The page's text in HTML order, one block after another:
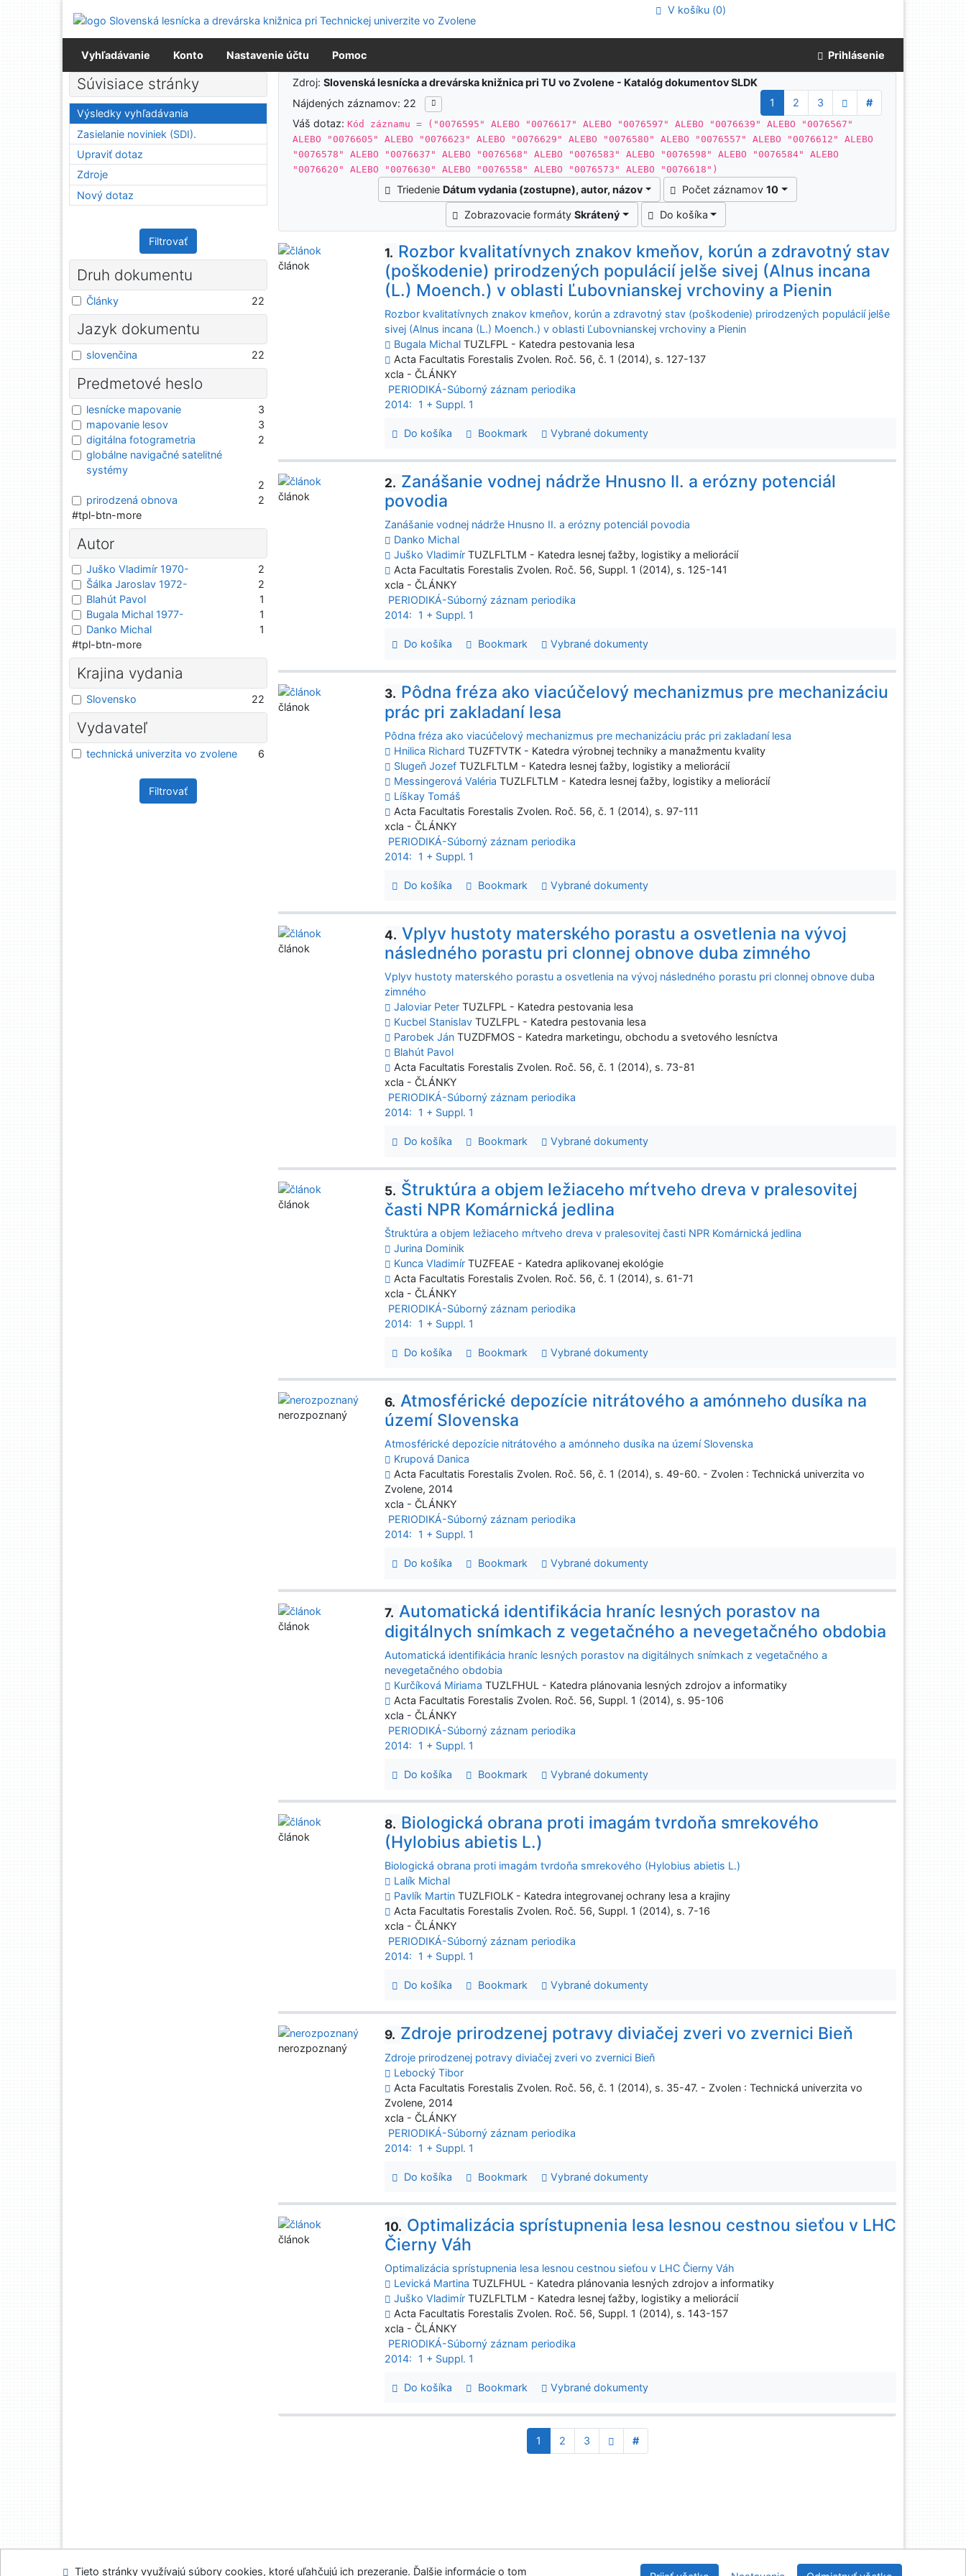
Prejsť na menu
Prehlásenie o webovej prístupnosti
V košíku (0)
Vyhľadávanie Konto Nastavenie účtu Pomoc Prihlásenie
Výsledky vyhľadávania
Zdroj:Slovenská lesnícka a drevárska knižnica pri TU vo Zvolene - Katalóg dokumentov SLDK
Nájdených záznamov: 22
1 2 3
#
Váš dotaz:Kód záznamu = ("0076595" ALEBO "0076617" ALEBO "0076597" ALEBO "0076639" ALEBO "0076567"
ALEBO "0076605" ALEBO "0076623" ALEBO "0076629" ALEBO "0076580" ALEBO "0076557" ALEBO "0076612" ALEBO
"0076578" ALEBO "0076637" ALEBO "0076568" ALEBO "0076583" ALEBO "0076598" ALEBO "0076584" ALEBO
"0076620" ALEBO "0076630" ALEBO "0076558" ALEBO "0076573" ALEBO "0076618")
Triedenie Dátum vydania (zostupne), autor, názov Počet záznamov10
Zobrazovacie formátySkrátený Do košíka
1. Rozbor kvalitatívnych znakov kmeňov, korún a zdravotný stav
(poškodenie) prirodzených populácií jelše sivej (Alnus incana
(L.) Moench.) v oblasti Ľubovnianskej vrchoviny a Pienin
Rozbor kvalitatívnych znakov kmeňov, korún a zdravotný stav (poškodenie) prirodzených populácií jelše
sivej (Alnus incana (L.) Moench.) v oblasti Ľubovnianskej vrchoviny a Pienin
Bugala Michal TUZLFPL - Katedra pestovania lesa
Acta Facultatis Forestalis Zvolen. Roč. 56, č. 1 (2014), s. 127-137
xcla - ČLÁNKY
PERIODIKÁ-Súborný záznam periodika
2014:
1 + Suppl. 1
Do košíka Bookmark Vybrané dokumenty
článok
2. Zanášanie vodnej nádrže Hnusno II. a erózny potenciál
povodia
Zanášanie vodnej nádrže Hnusno II. a erózny potenciál povodia
Danko Michal
Juško Vladimír TUZLFLTLM - Katedra lesnej ťažby, logistiky a meliorácií
Acta Facultatis Forestalis Zvolen. Roč. 56, Suppl. 1 (2014), s. 125-141
xcla - ČLÁNKY
PERIODIKÁ-Súborný záznam periodika
2014:
1 + Suppl. 1
Do košíka Bookmark Vybrané dokumenty
článok
3. Pôdna fréza ako viacúčelový mechanizmus pre mechanizáciu
prác pri zakladaní lesa
Pôdna fréza ako viacúčelový mechanizmus pre mechanizáciu prác pri zakladaní lesa
Hnilica Richard TUZFTVTK - Katedra výrobnej techniky a manažmentu kvality
Slugeň Jozef TUZLFLTLM - Katedra lesnej ťažby, logistiky a meliorácií
Messingerová Valéria TUZLFLTLM - Katedra lesnej ťažby, logistiky a meliorácií
Líškay Tomáš
Acta Facultatis Forestalis Zvolen. Roč. 56, č. 1 (2014), s. 97-111
xcla - ČLÁNKY
PERIODIKÁ-Súborný záznam periodika
2014:
1 + Suppl. 1
Do košíka Bookmark Vybrané dokumenty
článok
4. Vplyv hustoty materského porastu a osvetlenia na vývoj
následného porastu pri clonnej obnove duba zimného
Vplyv hustoty materského porastu a osvetlenia na vývoj následného porastu pri clonnej obnove duba
zimného
Jaloviar Peter TUZLFPL - Katedra pestovania lesa
Kucbel Stanislav TUZLFPL - Katedra pestovania lesa
Parobek Ján TUZDFMOS - Katedra marketingu, obchodu a svetového lesníctva
Blahút Pavol
Acta Facultatis Forestalis Zvolen. Roč. 56, č. 1 (2014), s. 73-81
xcla - ČLÁNKY
PERIODIKÁ-Súborný záznam periodika
2014:
1 + Suppl. 1
Do košíka Bookmark Vybrané dokumenty
článok
5. Štruktúra a objem ležiaceho mŕtveho dreva v pralesovitej
časti NPR Komárnická jedlina
Štruktúra a objem ležiaceho mŕtveho dreva v pralesovitej časti NPR Komárnická jedlina
Jurina Dominik
Kunca Vladimír TUZFEAE - Katedra aplikovanej ekológie
Acta Facultatis Forestalis Zvolen. Roč. 56, č. 1 (2014), s. 61-71
xcla - ČLÁNKY
PERIODIKÁ-Súborný záznam periodika
2014:
1 + Suppl. 1
Do košíka Bookmark Vybrané dokumenty
článok
6. Atmosférické depozície nitrátového a amónneho dusíka na
území Slovenska
Atmosférické depozície nitrátového a amónneho dusíka na území Slovenska
Krupová Danica
Acta Facultatis Forestalis Zvolen. Roč. 56, č. 1 (2014), s. 49-60. - Zvolen : Technická univerzita vo
Zvolene, 2014
xcla - ČLÁNKY
PERIODIKÁ-Súborný záznam periodika
2014:
1 + Suppl. 1
Do košíka Bookmark Vybrané dokumenty
nerozpoznaný
7. Automatická identifikácia hraníc lesných porastov na
digitálnych snímkach z vegetačného a nevegetačného obdobia
Automatická identifikácia hraníc lesných porastov na digitálnych snímkach z vegetačného a
nevegetačného obdobia
Kurčíková Miriama TUZLFHUL - Katedra plánovania lesných zdrojov a informatiky
Acta Facultatis Forestalis Zvolen. Roč. 56, Suppl. 1 (2014), s. 95-106
xcla - ČLÁNKY
PERIODIKÁ-Súborný záznam periodika
2014:
1 + Suppl. 1
Do košíka Bookmark Vybrané dokumenty
článok
8. Biologická obrana proti imagám tvrdoňa smrekového
(Hylobius abietis L.)
Biologická obrana proti imagám tvrdoňa smrekového (Hylobius abietis L.)
Lalík Michal
Pavlík Martin TUZLFIOLK - Katedra integrovanej ochrany lesa a krajiny
Acta Facultatis Forestalis Zvolen. Roč. 56, Suppl. 1 (2014), s. 7-16
xcla - ČLÁNKY
PERIODIKÁ-Súborný záznam periodika
2014:
1 + Suppl. 1
Do košíka Bookmark Vybrané dokumenty
článok
9. Zdroje prirodzenej potravy diviačej zveri vo zvernici Bieň
Zdroje prirodzenej potravy diviačej zveri vo zvernici Bieň
Lebocký Tibor
Acta Facultatis Forestalis Zvolen. Roč. 56, č. 1 (2014), s. 35-47. - Zvolen : Technická univerzita vo
Zvolene, 2014
xcla - ČLÁNKY
PERIODIKÁ-Súborný záznam periodika
2014:
1 + Suppl. 1
Do košíka Bookmark Vybrané dokumenty
nerozpoznaný
10. Optimalizácia sprístupnenia lesa lesnou cestnou sieťou v LHC
Čierny Váh
Optimalizácia sprístupnenia lesa lesnou cestnou sieťou v LHC Čierny Váh
Levická Martina TUZLFHUL - Katedra plánovania lesných zdrojov a informatiky
Juško Vladimír TUZLFLTLM - Katedra lesnej ťažby, logistiky a meliorácií
Acta Facultatis Forestalis Zvolen. Roč. 56, Suppl. 1 (2014), s. 143-157
xcla - ČLÁNKY
PERIODIKÁ-Súborný záznam periodika
2014:
1 + Suppl. 1
Do košíka Bookmark Vybrané dokumenty
článok
1 2 3 #
Súvisiace stránky
Výsledky vyhľadávania
Zasielanie noviniek (SDI).
Upraviť dotaz
Zdroje
Nový dotaz
Filtrovať
Druh dokumentu
Články 22
Jazyk dokumentu
slovenčina 22
Predmetové heslo
lesnícke mapovanie
3
mapovanie lesov
3
digitálna fotogrametria
2
globálne navigačné satelitné
systémy
2
prirodzená obnova
2
#tpl-btn-more
Autor
Juško Vladimír 1970-
2
Šálka Jaroslav 1972-
2
Blahút Pavol
1
Bugala Michal 1977-
1
Danko Michal
1
#tpl-btn-more
Krajina vydania
Slovensko 22
Vydavateľ
technická univerzita vo zvolene 6
Filtrovať
Tieto stránky využívajú súbory cookies, ktoré uľahčujú ich prezeranie. Ďalšie informácie o tom